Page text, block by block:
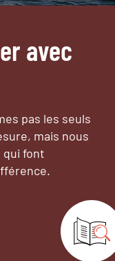
avec
pas les seuls
mais nous
qui font